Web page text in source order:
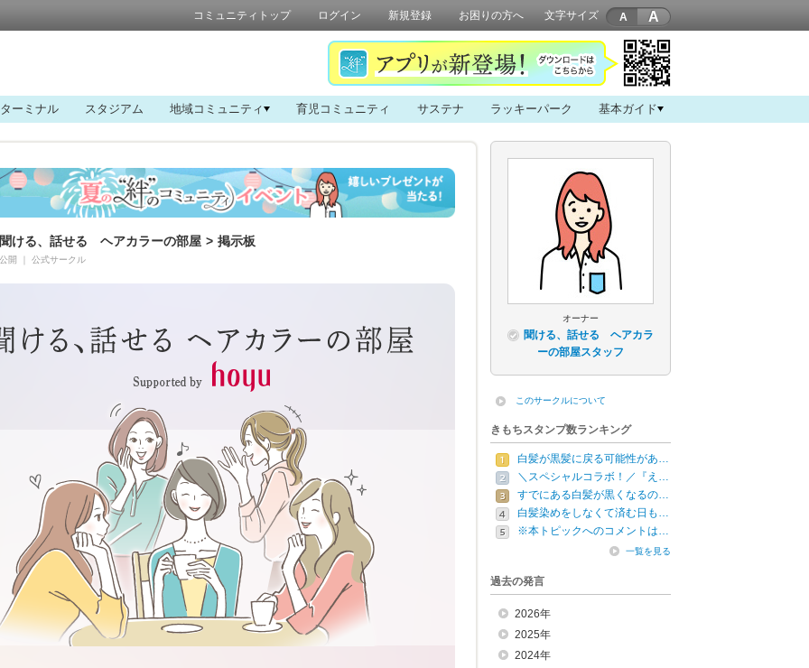
コミュニティトップ ログイン 新規登録 お困りの方へ 文字サイズ A
ーミナル スタジアム 地域コミュニティ 育児コミュニティ サステナ ラッキーパーク 基本ガイド
聞ける、話せる ヘアカラーの部屋 > 掲示板
公開 公式サークル
オーナー
聞ける、話せる ヘアカラ
ーの部屋スタッフ
このサークルについて
きもちスタンプ数ランキング
白髪が黒髪に戻る可能性があ…
＼スペシャルコラボ！／『え…
すでにある白髪が黒くなるの…
白髪染めをしなくて済む日も…
※本トピックへのコメントは…
一覧を見る
過去の発言
2026年
2025年
2024年